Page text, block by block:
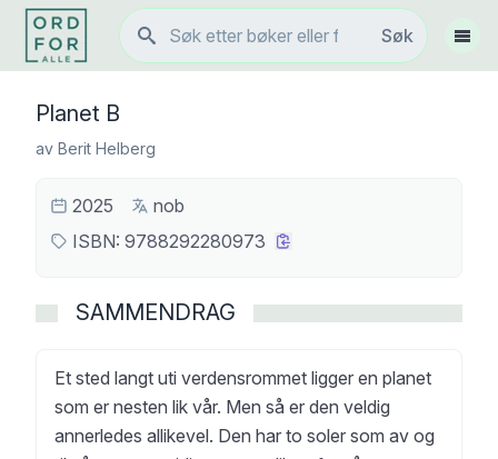
Søk
Søk
Vis
Planet B
av Berit Helberg
2025
nob
ISBN: 9788292280973
SAMMENDRAG
Et sted langt uti verdensrommet ligger en planet
som er nesten lik vår. Men så er den veldig
annerledes allikevel. Den har to soler som av og